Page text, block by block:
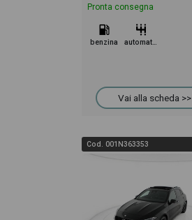
Pronta consegna
benzina automatico
Vai alla scheda >>
Cod. 001N363353